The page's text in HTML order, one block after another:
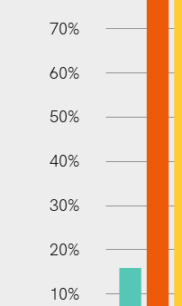
10%
70%
60%
50%
40%
30%
20%
10%